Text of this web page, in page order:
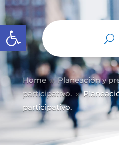
Abrir barra de herramientas
Home 9 Planeación y
participativo. 9
participativo.